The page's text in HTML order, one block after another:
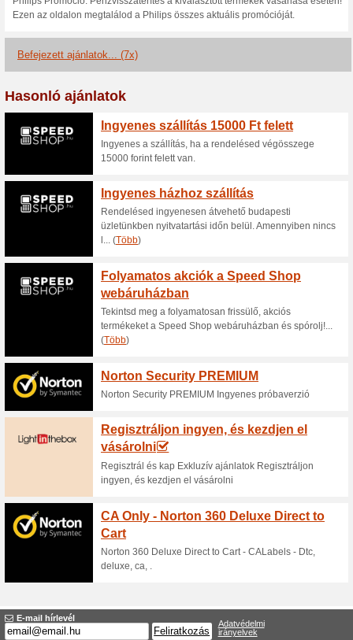
Aktuális
Iratkozz fel a Philips
100% működött Akcio
Ne hagyd ki! Iratkozz fel a
akciókról!
Philips Anyák-napi
szépségápolási
100% működött
Philips Anyák-napi Akció:
és háztartási kisgépekre.
Lámpák.hu Akció: